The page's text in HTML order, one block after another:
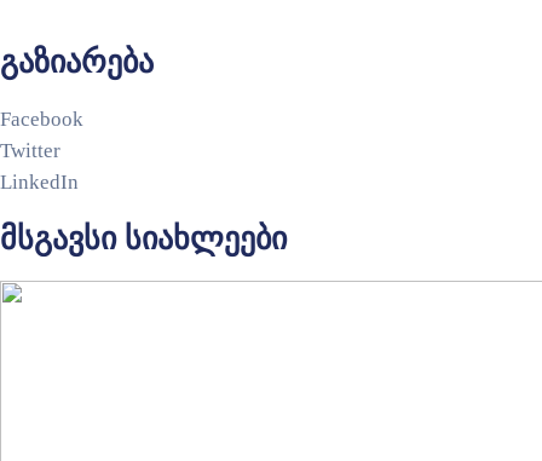
გაზიარება
Facebook
Twitter
LinkedIn
მსგავსი სიახლეები